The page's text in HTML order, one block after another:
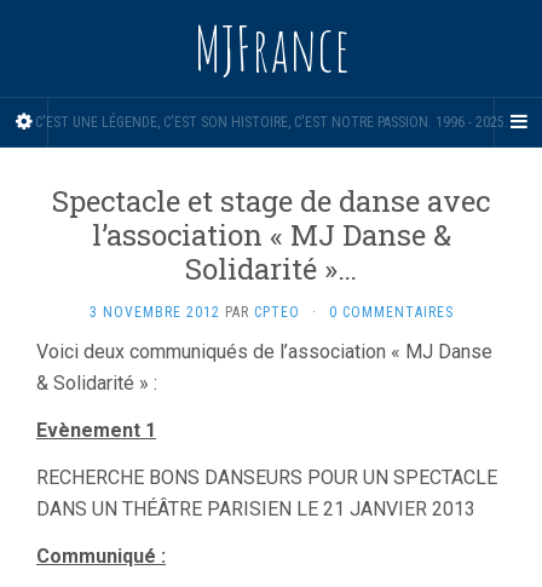
MJFrance
C'EST UNE LÉGENDE, C'EST SON HISTOIRE, C'EST NOTRE PASSION. 1996 - 2025.
Spectacle et stage de danse avec
l’association « MJ Danse &
Solidarité »…
3 NOVEMBRE 2012 PAR CPTEO · 0 COMMENTAIRES
Voici deux communiqués de l’association « MJ Danse
& Solidarité » :
Evènement 1
RECHERCHE BONS DANSEURS POUR UN SPECTACLE
DANS UN THÉÂTRE PARISIEN LE 21 JANVIER 2013
Communiqué :